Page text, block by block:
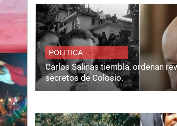
POLITICA
Carlos Salinas tiembla, ordenan
secretos de Colosio.